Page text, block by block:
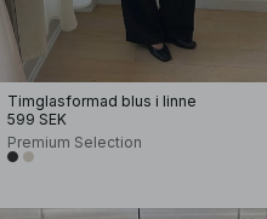
Timglasformad blus i linne
599 SEK
Premium Selection